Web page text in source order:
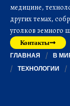
медицине,
других темах,
уголков земного
Контакты
ГЛАВНАЯ В
ТЕХНОЛОГИИ